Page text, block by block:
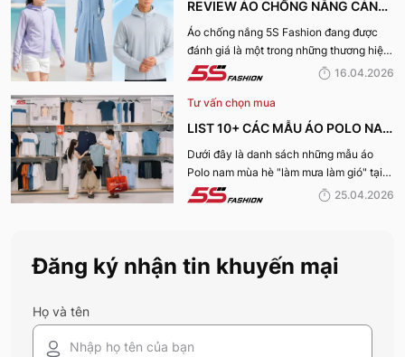
REVIEW ÁO CHỐNG NẮNG CẢN
TIA UV, CHỐNG NẮNG TỐT NHẤT
CỦA 5S FASHION 2026
Áo chống nắng 5S Fashion đang được
đánh giá là một trong những thương hiệu
áo đáng mua hàng đầu hiện nay. Vậy
giá tích cực đến vậy? Cùng đi hết bài
viết nhé!
16.04.2026
Tư vấn chọn mua
LIST 10+ CÁC MẪU ÁO POLO NAM
MÙA HÈ BÁN CHẠY NHẤT CỦA 5S
FASHION 2026
Dưới đây là danh sách những mẫu áo
Polo nam mùa hè "làm mưa làm gió" tại
hệ thống 5S Fashion mà bất kỳ quý ông
25.04.2026
Đăng ký nhận tin khuyến mại
Họ và tên